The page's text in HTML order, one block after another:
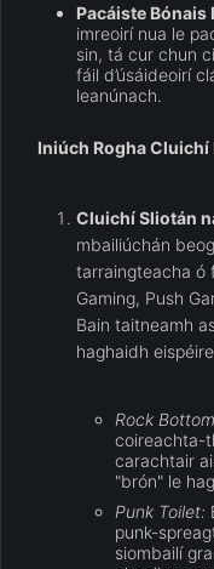
Pacáiste Bónais
imreoirí nua le
sin, tá cur chun
fáil d’úsáideoirí
leanúnach.
Iniúch Rogha Cluichí
Cluichí Sliotán
mbailiúchán
tarraingteacha ó
Gaming, Push
Bain taitneamh
haghaidh
Rock
coireachta-
carachtair
"brón" le
Punk Toilet:
punk-
siombailí